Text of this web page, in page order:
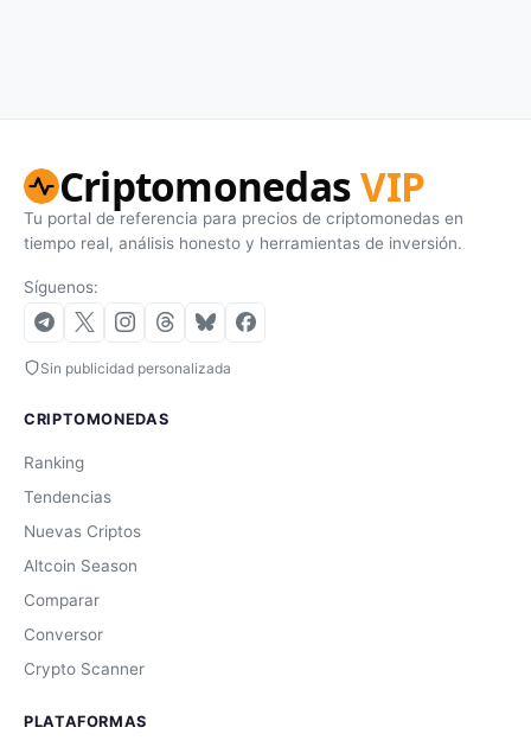
CriptomonedasVIP
Tu portal de referencia para precios de criptomonedas en
tiempo real, análisis honesto y herramientas de inversión.
Síguenos:
Sin publicidad personalizada
CRIPTOMONEDAS
Ranking
Tendencias
Nuevas Criptos
Altcoin Season
Comparar
Conversor
Crypto Scanner
PLATAFORMAS